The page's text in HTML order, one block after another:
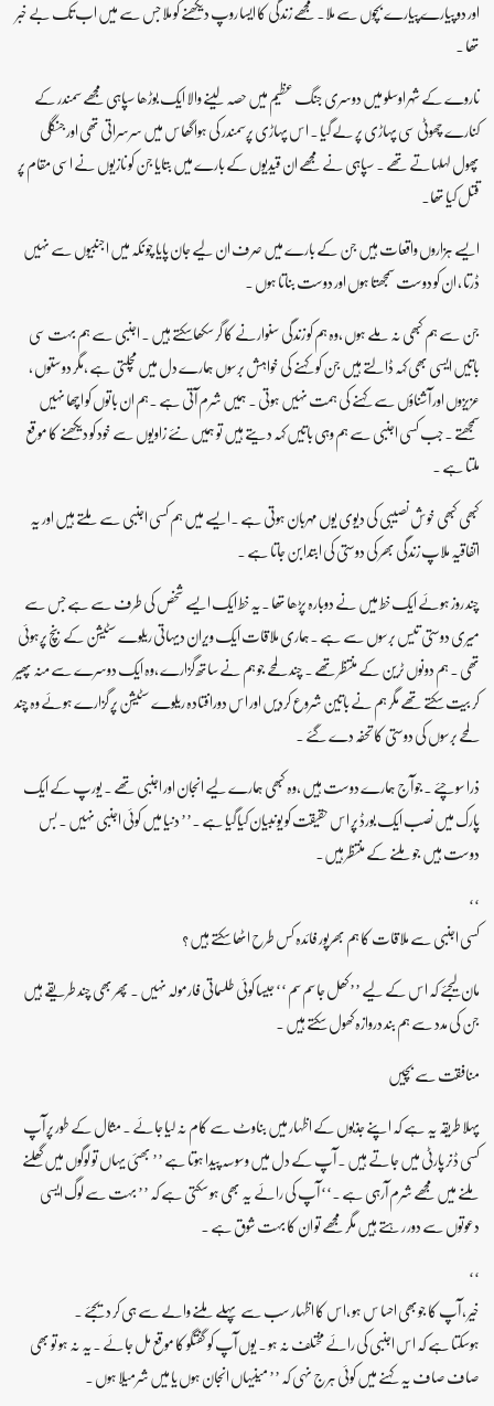
اور دو پیارے پیارے بچوں سے ملا۔ مجھے زندگی کا ایسا روپ دیکھنے کو ملا جس سے میں اب تک بے خبر
تھا ۔
ناروے کے شہر اوسلو میں دوسری جنگ عظیم میں حصہ لینے والا ایک بوڑھا سپاہی مجھے سمندر کے
کنارے چھوٹی سی پہاڑی پر لے گیا ۔ اس پہاڑی پرسمندر کی ہوا گھاس میں سرسراتی تھی اور جنگلی
پھول لہلہاتے تھے ۔ سپاہی نے مجھے ان قیدیوں کے بارے میں بتایا جن کو نازیوں نے اسی مقام پر
قتل کیا تھا۔
ایسے ہزاروں واقعات ہیں جن کے بارے میں صرف ان لیے جان پایا چو نکہ میں اجنبیوں سے نہیں
ڈرتا ، ان کو دوست سمجھتا ہوں اور دوست بناتا ہوں ۔
جن سے ہم کبھی نہ ملے ہوں ،وہ ہم کو زندگی سنوارنے کا گر سکھاسکتے ہیں ۔ اجنبی سے ہم بہت سی
باتیں ایسی بھی کہہ ڈالتے ہیں جن کو کہنے کی خواہش برسوں ہمارے دل میں مچلتی ہے ،مگر دوستوں ،
عزیزوں اور آشناؤں سے کہنے کی ہمت نہیں ہوتی ۔ ہمیں شرم آتی ہے ۔ہم ان باتوں کو اچھا نہیں
سمجھتے ۔جب کسی اجنبی سے ہم وہی باتیں کہہ دیتے ہیں تو ہمیں نئے زاویوں سے خود کو دیکھنے کا موقع
ملتا ہے ۔
کبھی کبھی خوش نصیبی کی دیوی یوں مہربان ہوتی ہے ۔ایسے میں ہم کسی اجنبی سے ملتے ہیں اور یہ
اتفاقیہ ملاپ زندگی بھر کی دوستی کی ابتدا بن جاتا ہے ۔
چند روز ہوئے ایک خط میں نے دوبارہ پڑھا تھا ۔یہ خط ایک ایسے شخص کی طرف سے ہے جس سے
میری دوستی تیس برسوں سے ہے ۔ہماری ملاقات ایک ویران دیہاتی ریلوے سٹیشن کے بنچ پرہوئی
تھی ۔ ہم دونوں ٹرین کے منتظر تھے ۔ چند لمحے جو ہم نے ساتھ گزارے ،وہ ایک دوسرے سے منہ پھیر
کر بیت سکتے تھے مگر ہم نے باتین شروع کردیں اور اس دورافتادہ ریلوے سٹیشن پر گزارے ہوئے وہ چند
لمحے برسوں کی دوستی کا تحفہ دے گئے ۔
ذرا سوچئے ۔جو آج ہمارے دوست ہیں ،وہ کبھی ہمارے لیے انجان اور اجنبی تھے ۔ یورپ کے ایک
پارک میں نصب ایک بورڈ پر اس حقیقت کو یوںبیان کیا گیا ہے ۔’’ دنیا میں کوئی اجنبی نہیں ۔ بس
دوست ہیں جو ملنے کے منتظر ہیں۔
‘‘
کسی اجنبی سے ملاقات کا ہم بھرپور فائدہ کس طرح اٹھا سکتے ہیں ؟
مان لیجئے کہ اس کے لیے ’’ کھل جا سم سم ‘‘ جیسا کوئی طلسماتی فارمولہ نہیں ۔ پھر بھی چند طریقے ہیں
جن کی مدد سے ہم بند دروازہ کھول سکتے ہیں ۔
منافقت سے بچیں
پہلا طریقہ یہ ہے کہ اپنے جذبوں کے اظہار میں بناوٹ سے کام نہ لیا جائے ۔ مثال کے طور پر آپ
کسی ڈنر پارٹی میں جاتے ہیں ۔ آپ کے دل میں وسوسہ پیدا ہوتا ہے ’’ بھئی یہاں تو لوگوں میں گھلنے
ملنے میں مجھے شرم آرہی ہے ۔‘‘ آپ کی رائے یہ بھی ہو سکتی ہے کہ ’’ بہت سے لوگ ایسی
دعوتوں سے دور رہتے ہیں مگر مجھے تو ان کا بہت شوق ہے ۔
‘‘
خیر ، آپ کا جوبھی احسا س ہو ،اس کا اظہار سب سے پہلے ملنے والے سے ہی کر دیجئے ۔
ہوسکتا ہے کہ اس اجنبی کی رائے مختلف نہ ہو ۔ یوں آپ کو گفتگو کا موقع مل جائے ۔یہ نہ ہو تو بھی
صاف صاف یہ کہنے میں کوئی ہرج نہی کہ ’’ میںیہاں انجان ہوں یا میں شرمیلا ہوں ۔